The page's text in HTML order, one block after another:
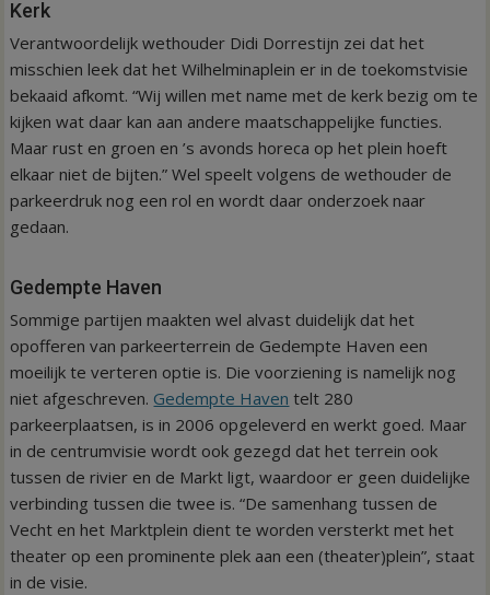
Kerk
Verantwoordelijk wethouder Didi Dorrestijn zei dat het
misschien leek dat het Wilhelminaplein er in de toekomstvisie
bekaaid afkomt. “Wij willen met name met de kerk bezig om te
kijken wat daar kan aan andere maatschappelijke functies.
Maar rust en groen en ’s avonds horeca op het plein hoeft
elkaar niet de bijten.” Wel speelt volgens de wethouder de
parkeerdruk nog een rol en wordt daar onderzoek naar
gedaan.
Gedempte Haven
Sommige partijen maakten wel alvast duidelijk dat het
opofferen van parkeerterrein de Gedempte Haven een
moeilijk te verteren optie is. Die voorziening is namelijk nog
niet afgeschreven. Gedempte Haven telt 280
parkeerplaatsen, is in 2006 opgeleverd en werkt goed. Maar
in de centrumvisie wordt ook gezegd dat het terrein ook
tussen de rivier en de Markt ligt, waardoor er geen duidelijke
verbinding tussen die twee is. “De sa­menhang tussen de
Vecht en het Marktplein dient te worden versterkt met het
theater op een prominente plek aan een (theater)plein”, staat
in de visie.